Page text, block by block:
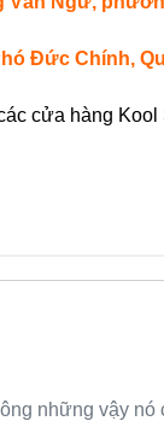
Đức Chính,
cửa hàng
những vậy